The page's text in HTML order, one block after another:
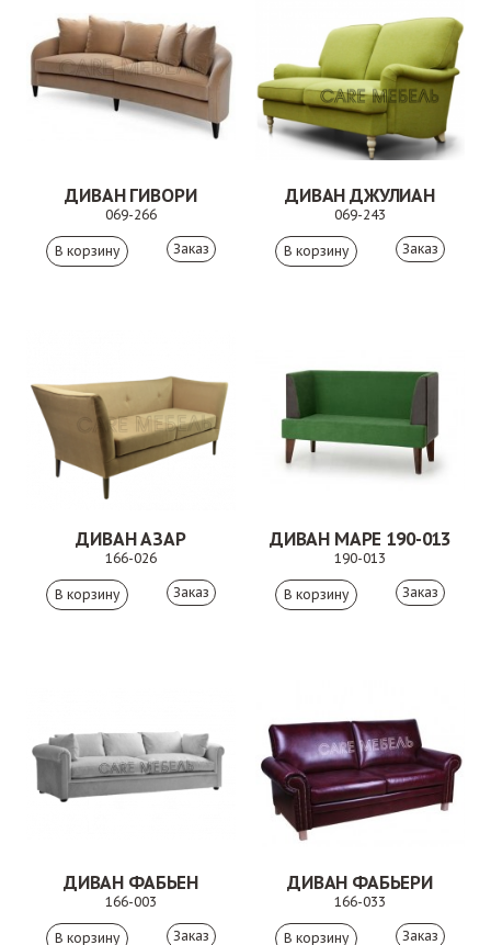
ДИВАН ГИВОРИ
069-266
Заказ
ДИВАН ДЖУЛИАН
069-243
Заказ
ДИВАН АЗАР
166-026
Заказ
ДИВАН МАРЕ 190-013
190-013
Заказ
ДИВАН ФАБЬЕН
166-003
Заказ
ДИВАН ФАБЬЕРИ
166-033
Заказ